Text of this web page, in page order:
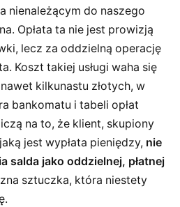
nienależącym do naszego
Opłata ta nie jest prowizją
lecz za oddzielną operację
Koszt takiej usługi waha się
kilkunastu złotych, w
bankomatu i tabeli opłat
na to, że klient, skupiony
jest wypłata pieniędzy, nie
salda jako oddzielnej, płatnej
sztuczka, która niestety